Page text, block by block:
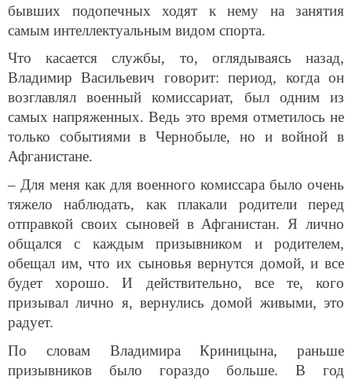
бывших подопечных ходят к нему на занятия
самым интеллектуальным видом спорта.
Что касается службы, то, оглядываясь назад,
Владимир Васильевич говорит: период, когда он
возглавлял военный комиссариат, был одним из
самых напряженных. Ведь это время отметилось не
только событиями в Чернобыле, но и войной в
Афганистане.
– Для меня как для военного комиссара было очень
тяжело наблюдать, как плакали родители перед
отправкой своих сыновей в Афганистан. Я лично
общался с каждым призывником и родителем,
обещал им, что их сыновья вернутся домой, и все
будет хорошо. И действительно, все те, кого
призывал лично я, вернулись домой живыми, это
радует.
По словам Владимира Криницына, раньше
призывников было гораздо больше. В год